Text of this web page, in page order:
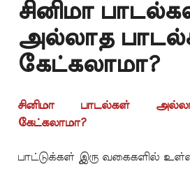
சினிமா
அல்லாத
கேட்கலாமா?
சினிமா பாடல்கள்
கேட்கலாமா?
பாட்டுக்கள் இரு வகைகளில்